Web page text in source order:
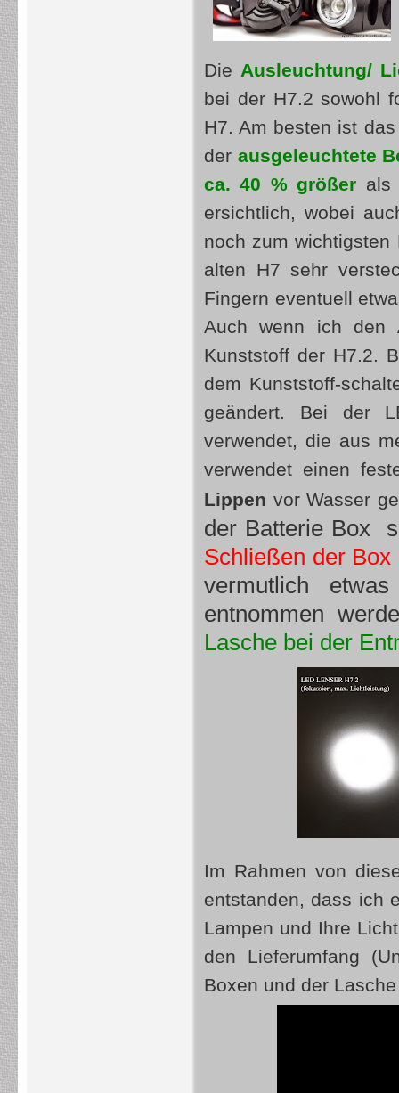
Die Ausleuchtung/
bei der H7.2 sowohl
H7. Am besten ist
der ausgeleuchtete
ca. 40 % größer als
ersichtlich, wobei
noch zum
alten H7 sehr
Fingern eventuell
Auch wenn ich den
Kunststoff der H7.2.
dem Kunststoff-
geändert. Bei der
verwendet, die aus
verwendet einen
Lippen vor Wasser
der Batterie Box
Schließen der
vermutlich
entnommen
Lasche bei der
Im Rahmen von
entstanden, dass ich
Lampen und Ihre
den Lieferumfang
Boxen und der